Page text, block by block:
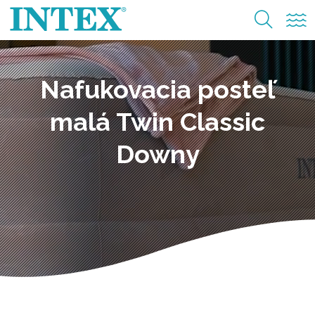
Nafukovacia posteľ
malá Twin Classic
Downy